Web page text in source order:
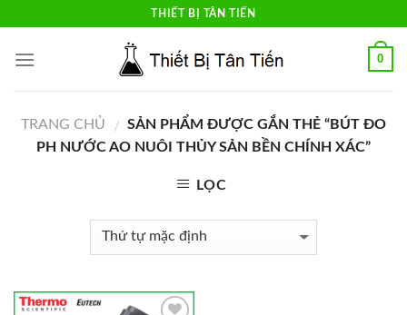
content
THIẾT BỊ TÂN TIẾN
0
TRANG CHỦ / SẢN PHẨM ĐƯỢC GẮN THẺ “BÚT ĐO
PH NƯỚC AO NUÔI THỦY SẢN BỀN CHÍNH XÁC”
LỌC